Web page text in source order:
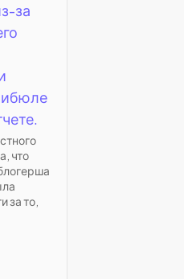
за
что
за то,